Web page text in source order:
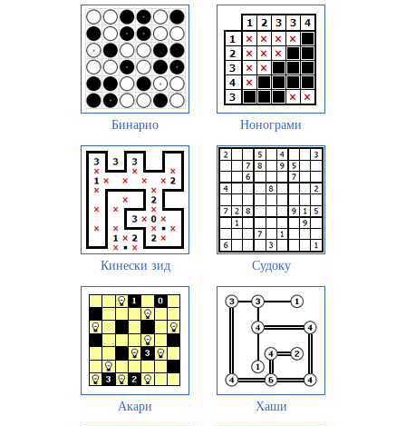
Бинарио Нонограми
Кинески зид Судоку
Акари Хаши